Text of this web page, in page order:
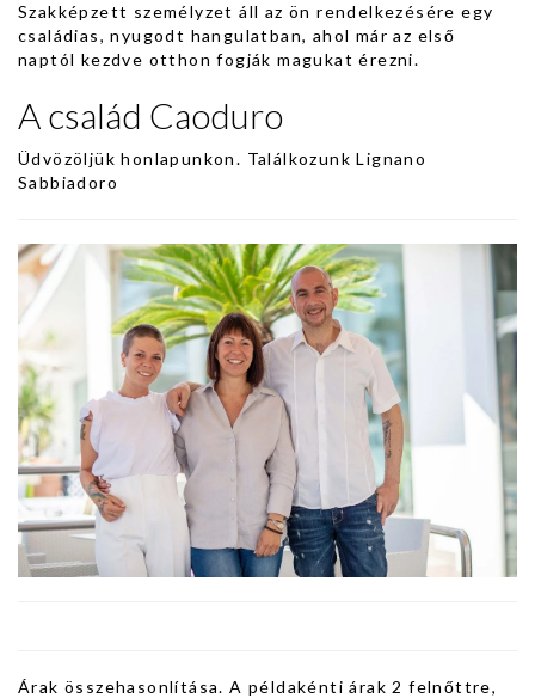
Szakképzett személyzet áll az ön rendelkezésére egy
családias, nyugodt hangulatban, ahol már az első
naptól kezdve otthon fogják magukat érezni.
A család Caoduro
Üdvözöljük honlapunkon. Találkozunk Lignano
Sabbiadoro
Árak összehasonlítása. A példakénti árak 2 felnőttre,